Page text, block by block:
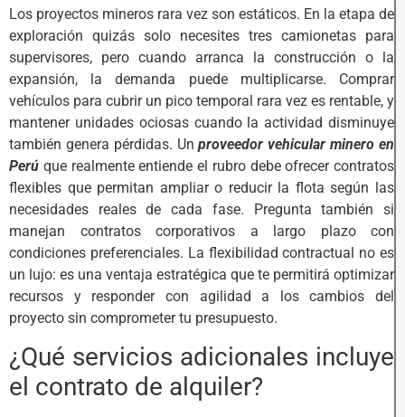
Los proyectos mineros rara vez son estáticos. En la etapa de
exploración quizás solo necesites tres camionetas para
supervisores, pero cuando arranca la construcción o la
expansión, la demanda puede multiplicarse. Comprar
vehículos para cubrir un pico temporal rara vez es rentable, y
mantener unidades ociosas cuando la actividad disminuye
también genera pérdidas. Unproveedor vehicular minero en
Perú que realmente entiende el rubro debe ofrecer contratos
flexibles que permitan ampliar o reducir la flota según las
necesidades reales de cada fase. Pregunta también si
manejan contratos corporativos a largo plazo con
condiciones preferenciales. La flexibilidad contractual no es
un lujo: es una ventaja estratégica que te permitirá optimizar
recursos y responder con agilidad a los cambios del
proyecto sin comprometer tu presupuesto.
¿Qué servicios adicionales incluye
el contrato de alquiler?